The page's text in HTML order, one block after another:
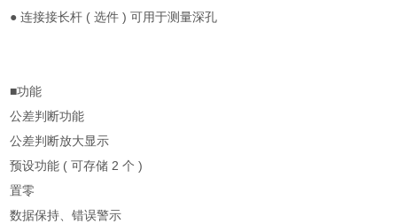
● 连接接长杆 ( 选件 ) 可用于测量深孔
■功能
公差判断功能
公差判断放大显示
预设功能 ( 可存储 2 个 )
置零
数据保持、错误警示